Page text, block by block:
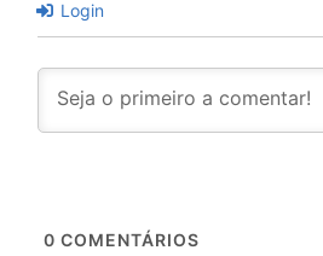
Login
0 COMENTÁRIOS